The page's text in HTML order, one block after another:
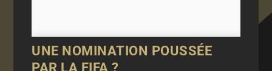
UNE NOMINATION POUSSÉE
PAR LA FIFA ?